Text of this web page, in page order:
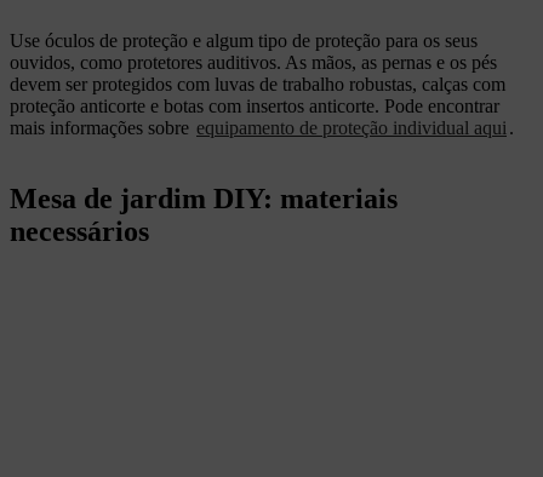
Use óculos de proteção e algum tipo de proteção para os seus
ouvidos, como protetores auditivos. As mãos, as pernas e os pés
devem ser protegidos com luvas de trabalho robustas, calças com
proteção anticorte e botas com insertos anticorte. Pode encontrar
mais informações sobre equipamento de proteção individual aqui .
Mesa de jardim DIY: materiais
necessários